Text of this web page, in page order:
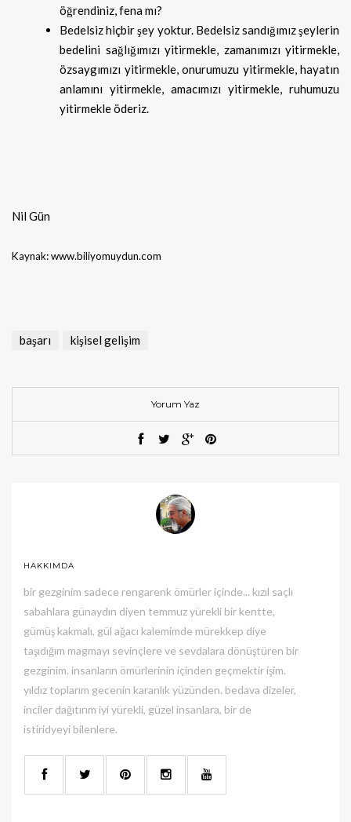
öğrendiniz, fena mı?
Bedelsiz hiçbir şey yoktur. Bedelsiz sandığımız şeylerin
bedelini sağlığımızı yitirmekle, zamanımızı yitirmekle,
özsaygımızı yitirmekle, onurumuzu yitirmekle, hayatın
anlamını yitirmekle, amacımızı yitirmekle, ruhumuzu
yitirmekle öderiz.
Nil Gün
Kaynak: www.biliyomuydun.com
başarı kişisel gelişim
Yorum Yaz
HAKKIMDA
bir gezginim sadece rengarenk ömürler içinde... kızıl saçlı
sabahlara günaydın diyen temmuz yürekli bir kentte,
gümüş kakmalı, gül ağacı kalemimde mürekkep diye
taşıdığım magmayı sevinçlere ve sevdalara dönüştüren bir
gezginim. insanların ömürlerinin içinden geçmektir işim.
yıldız toplarım gecenin karanlık yüzünden. bedava dizeler,
inciler dağıtırım iyi yürekli, güzel insanlara, bir de
istiridyeyi bilenlere.